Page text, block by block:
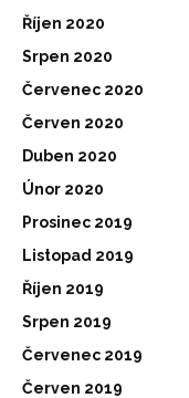
Říjen 2020
Srpen 2020
Červenec 2020
Červen 2020
Duben 2020
Únor 2020
Prosinec 2019
Listopad 2019
Říjen 2019
Srpen 2019
Červenec 2019
Červen 2019